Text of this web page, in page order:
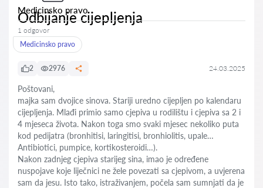
Medicinsko pravo
Odbijanje cijepljenja
1 odgovor
Medicinsko pravo
2 2976 24.03.2025
Poštovani,
majka sam dvojice sinova. Stariji uredno cijepljen po kalendaru
cijepljenja. Mlađi primio samo cjepiva u rodilištu i cjepiva sa 2 i
4 mjeseca života. Nakon toga smo svaki mjesec nekoliko puta
kod pedijatra (bronhitisi, laringitisi, bronhiolitis, upale…
Antibiotici, pumpice, kortikosteroidi…).
Nakon zadnjeg cjepiva starijeg sina, imao je određene
nuspojave koje liječnici ne žele povezati sa cjepivom, a uvjerena
sam da jesu. Isto tako, istraživanjem, počela sam sumnjati da je